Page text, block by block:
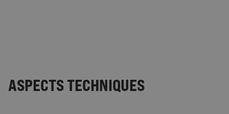
ASPECTS TECHNIQUES